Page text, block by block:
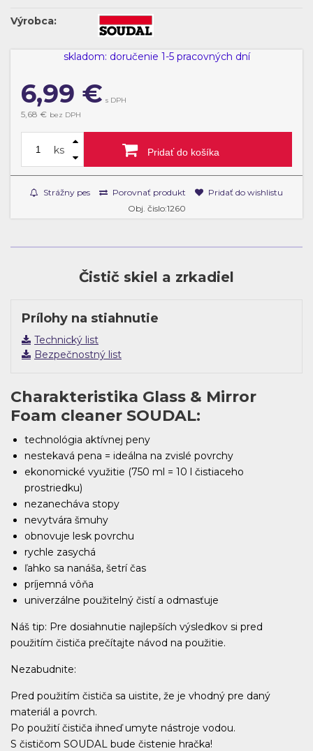
skladom: doručenie 1-5 pracovných dní
6,99 € s DPH
5,68 € bez DPH
ks Pridať do košíka
Strážny pes Porovnať produkt
Pridať do wishlistu
Obj. čislo:1260
Výrobca:
Čistič skiel a zrkadiel
Prílohy na stiahnutie
Technický list
Bezpečnostný list
Charakteristika Glass & Mirror
Foam cleaner SOUDAL:
technológia aktívnej peny
nestekavá pena = ideálna na zvislé povrchy
ekonomické využitie (750 ml = 10 l čistiaceho
prostriedku)
nezanecháva stopy
nevytvára šmuhy
obnovuje lesk povrchu
rychle zasychá
ľahko sa nanáša, šetrí čas
príjemná vôňa
univerzálne použitelný čistí a odmasťuje
Náš tip: Pre dosiahnutie najlepších výsledkov si pred
použitím čističa prečítajte návod na použitie.
Nezabudnite:
Pred použitím čističa sa uistite, že je vhodný pre daný
materiál a povrch.
Po použití čističa ihneď umyte nástroje vodou.
S čističom SOUDAL bude čistenie hračka!